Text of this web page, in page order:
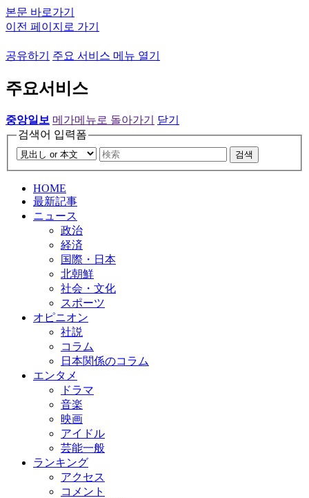
본문 바로가기
이전 페이지로 가기
공유하기 주요 서비스 메뉴 열기
주요서비스
중앙일보 메가메뉴로 돌아가기
닫기
검색어 입력폼
검색
HOME
最新記事
ニュース
政治
経済
国際・日本
北朝鮮
社会・文化
スポーツ
オピニオン
社説
コラム
日本関係のコラム
エンタメ
ドラマ
音楽
映画
アイドル
芸能一般
ランキング
アクセス
コメント